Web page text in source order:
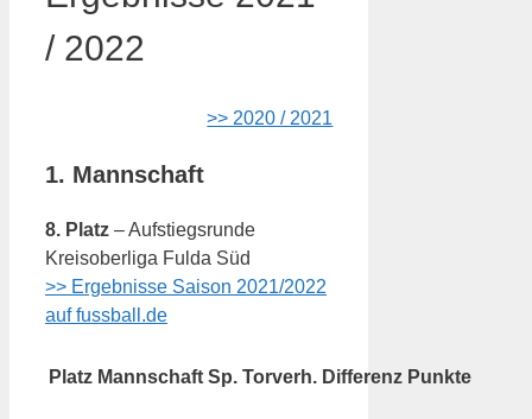
/ 2022
>> 2020 / 2021
1. Mannschaft
8. Platz – Aufstiegsrunde
Kreisoberliga Fulda Süd
>> Ergebnisse Saison 2021/2022
auf fussball.de
Platz Mannschaft Sp. Torverh. Differenz Punkte